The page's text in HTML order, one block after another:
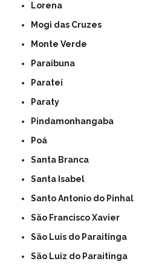
Lorena
Mogi das Cruzes
Monte Verde
Paraibuna
Parateí
Paraty
Pindamonhangaba
Poá
Santa Branca
Santa Isabel
Santo Antonio do Pinhal
São Francisco Xavier
São Luis do Paraitinga
São Luiz do Paraitinga